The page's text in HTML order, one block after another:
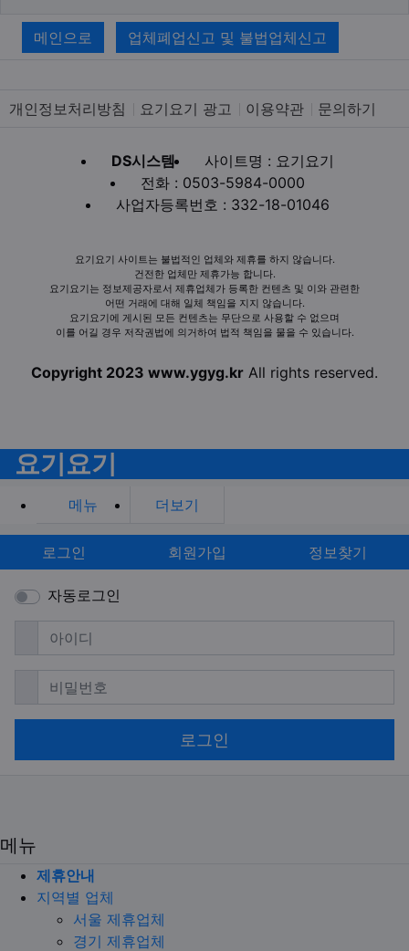
메인으로 업체폐업신고 및 불법업체신고
개인정보처리방침 요기요기 광고 이용약관 문의하기
DS시스템
사이트명 : 요기요기
전화 : 0503-5984-0000
사업자등록번호 : 332-18-01046
요기요기 사이트는 불법적인 업체와 제휴를 하지 않습니다.
건전한 업체만 제휴가능 합니다.
요기요기는 정보제공자로서 제휴업체가 등록한 컨텐츠 및 이와 관련한
어떤 거래에 대해 일체 책임을 지지 않습니다.
요기요기에 게시된 모든 컨텐츠는 무단으로 사용할 수 없으며
이를 어길 경우 저작권법에 의거하여 법적 책임을 물을 수 있습니다.
Copyright 2023 www.ygyg.kr All rights reserved.
요기요기
메뉴 더보기
로그인 회원가입 정보찾기
자동로그인
아이디 필수
비밀번호필수
로그인
메뉴
제휴안내
지역별 업체
서울 제휴업체
경기 제휴업체